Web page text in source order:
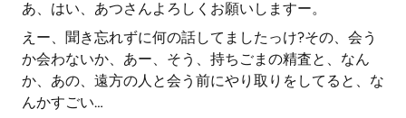
あ、はい、あつさんよろしくお願いしますー。
えー、聞き忘れずに何の話してましたっけ?その、会う
か会わないか、あー、そう、持ちごまの精査と、なん
か、あの、遠方の人と会う前にやり取りをしてると、な
んかすごい…